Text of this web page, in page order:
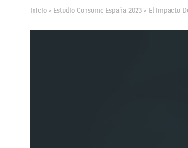
Inicio > Estudio Consumo España 2023 > El Impacto